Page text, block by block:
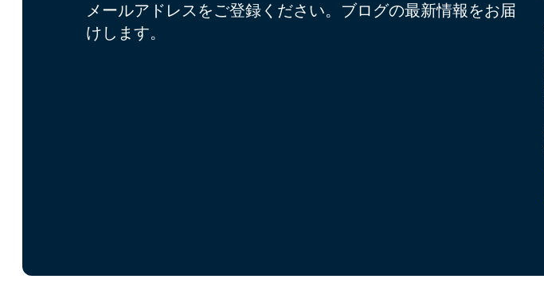
メールアドレスをご登録ください。ブログの最新情報をお届
けします。